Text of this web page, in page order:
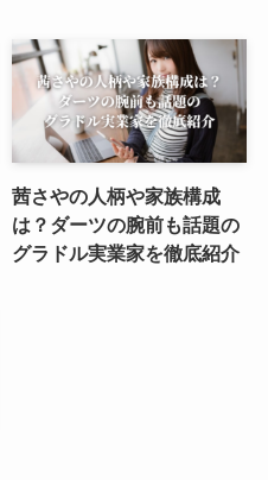
茜さやの人柄や家族構成
は？ダーツの腕前も話題の
グラドル実業家を徹底紹介